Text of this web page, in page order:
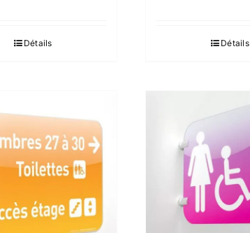
Détails Détails